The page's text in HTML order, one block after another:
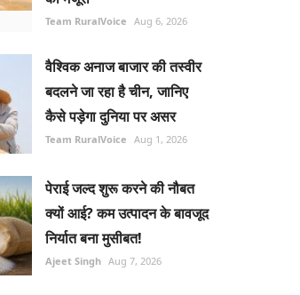
Team RuralVoice Aug 6, 2026
वैश्विक अनाज बाजार की तस्वीर
बदलने जा रहा है चीन, जानिए
कैसे पड़ेगा दुनिया पर असर
Team RuralVoice Aug 1, 2026
पेराई जल्द शुरू करने की नौबत
क्यों आई? कम उत्पादन के बावजूद
निर्यात बना मुसीबत!
Ajeet Singh Aug 7, 2026